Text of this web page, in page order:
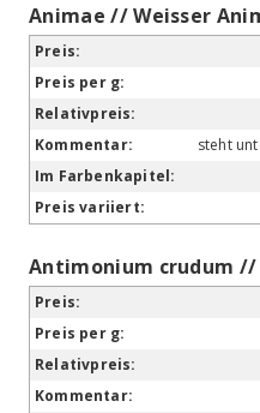
Animae // Weisser
steht
Antimonium crudum //